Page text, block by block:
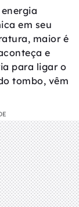
em seu
maior é
e
para ligar o
tombo, vêm